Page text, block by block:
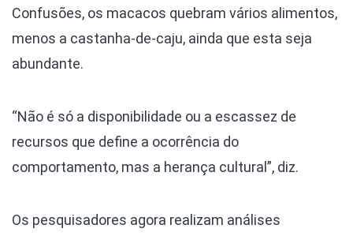
Confusões, os macacos quebram vários alimentos,
menos a castanha-de-caju, ainda que esta seja
abundante.
“Não é só a disponibilidade ou a escassez de
recursos que define a ocorrência do
comportamento, mas a herança cultural”, diz.
Os pesquisadores agora realizam análises